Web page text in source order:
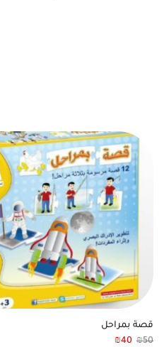
قصة بمراحل
₪50
₪40